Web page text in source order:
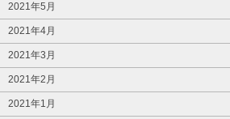
2021年5月
2021年4月
2021年3月
2021年2月
2021年1月